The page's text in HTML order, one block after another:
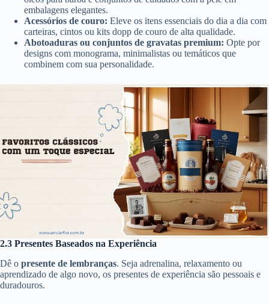
embalagens elegantes.
Acessórios de couro: Eleve os itens essenciais do dia a dia com
carteiras, cintos ou kits dopp de couro de alta qualidade.
Abotoaduras ou conjuntos de gravatas premium: Opte por
designs com monograma, minimalistas ou temáticos que
combinem com sua personalidade.
2.3 Presentes Baseados na Experiência
Dê o presente de lembranças. Seja adrenalina, relaxamento ou
aprendizado de algo novo, os presentes de experiência são pessoais e
duradouros.